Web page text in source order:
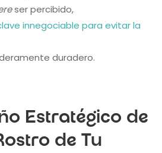
ser percibido,
innegociable para evitar la
duradero.
Estratégico de
de Tu